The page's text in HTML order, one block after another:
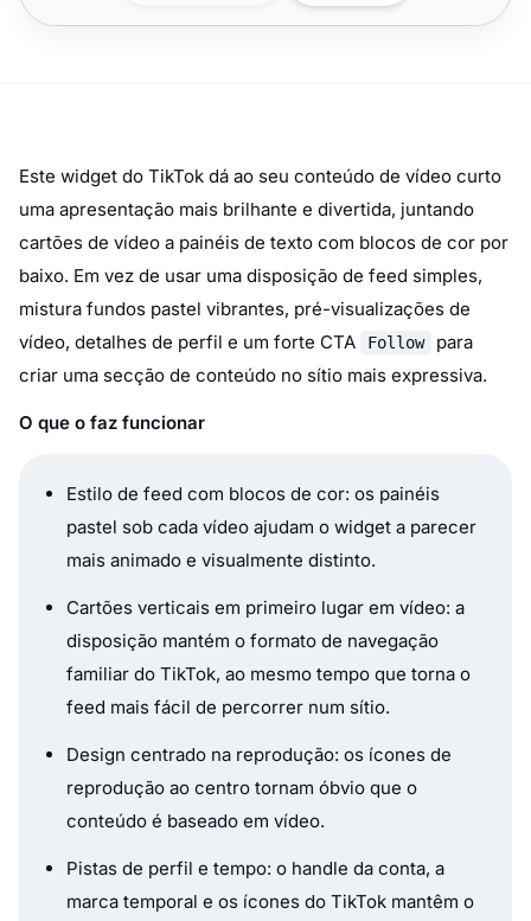
Este widget do TikTok dá ao seu conteúdo de vídeo curto
uma apresentação mais brilhante e divertida, juntando
cartões de vídeo a painéis de texto com blocos de cor por
baixo. Em vez de usar uma disposição de feed simples,
mistura fundos pastel vibrantes, pré-visualizações de
vídeo, detalhes de perfil e um forte CTA
Follow
para
criar uma secção de conteúdo no sítio mais expressiva.
O que o faz funcionar
Estilo de feed com blocos de cor: os painéis
pastel sob cada vídeo ajudam o widget a parecer
mais animado e visualmente distinto.
Cartões verticais em primeiro lugar em vídeo: a
disposição mantém o formato de navegação
familiar do TikTok, ao mesmo tempo que torna o
feed mais fácil de percorrer num sítio.
Design centrado na reprodução: os ícones de
reprodução ao centro tornam óbvio que o
conteúdo é baseado em vídeo.
Pistas de perfil e tempo: o handle da conta, a
marca temporal e os ícones do TikTok mantêm o